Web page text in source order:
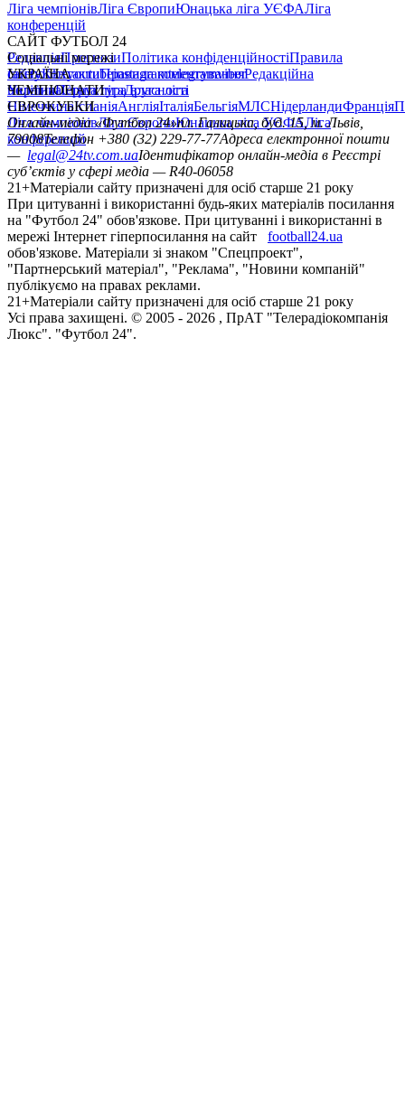
Ліга чемпіонівЛіга ЄвропиЮнацька ліга УЄФАЛіга
конференцій
САЙТ ФУТБОЛ 24
РедакціяПрогнозиПолітика конфіденційностіПравила
сайтуКонтактиПравила коментуванняРедакційна
політикаСтруктура власності
Соціальні мережі
facebookxyoutubeinstagramtelegramviber
УКРАЇНА
УкраїнаПерша лігаДруга ліга
ЧЕМПІОНАТИ
НімеччинаІспаніяАнгліяІталіяБельгіяМЛСНідерландиФранція
ЄВРОКУБКИ
Ліга чемпіонівЛіга ЄвропиЮнацька ліга УЄФАЛіга
конференцій
Онлайн-медіа «Футбол 24»пл. Галицька, буд. 15, м. Львів,
79008Телефон +380 (32) 229-77-77Адреса електронної пошти
— legal@24tv.com.uaІдентифікатор онлайн-медіа в Реєстрі
суб’єктів у сфері медіа — R40-06058
21+Матеріали сайту призначені для осіб старше 21 року
При цитуванні і використанні будь-яких матеріалів посилання
на "Футбол 24" обов'язкове. При цитуванні і використанні в
мережі Інтернет гіперпосилання на сайт
football24.ua
обов'язкове. Матеріали зі знаком "Спецпроект",
"Партнерський матеріал", "Реклама", "Новини компаній"
публікуємо на правах реклами.
21+Матеріали сайту призначені для осіб старше 21 року
Усi права захищенi. © 2005 - 2026 , ПрАТ "Телерадіокомпанія
Люкс". "Футбол 24".